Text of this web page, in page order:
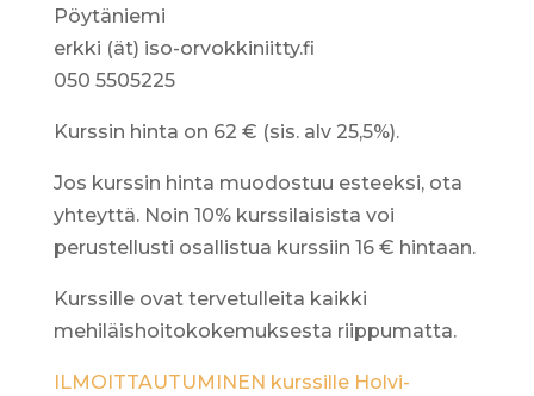
Pöytäniemi
erkki (ät) iso-orvokkiniitty.fi
050 5505225
Kurssin hinta on 62 € (sis. alv 25,5%).
Jos kurssin hinta muodostuu esteeksi, ota
yhteyttä. Noin 10% kurssilaisista voi
perustellusti osallistua kurssiin 16 € hintaan.
Kurssille ovat tervetulleita kaikki
mehiläishoitokokemuksesta riippumatta.
ILMOITTAUTUMINEN kurssille Holvi-